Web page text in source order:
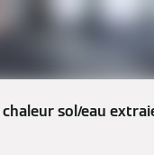
chaleur sol/eau